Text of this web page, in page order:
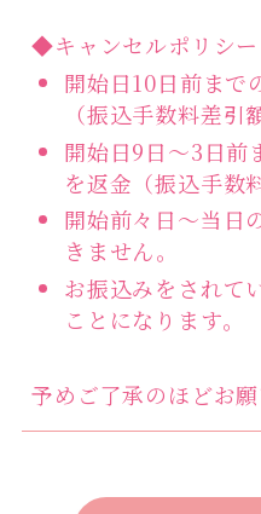
◆キャンセルポリシー
開始日10日前まで
（振込手数料差引
開始日9日～3日前
を返金（振込手数
開始前々日～当日
きません。
お振込みをされて
ことになります。
予めご了承のほどお願